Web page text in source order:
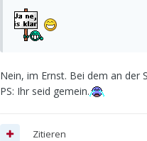
Nein, im Ernst. Bei dem an der
PS: Ihr seid gemein.
Zitieren